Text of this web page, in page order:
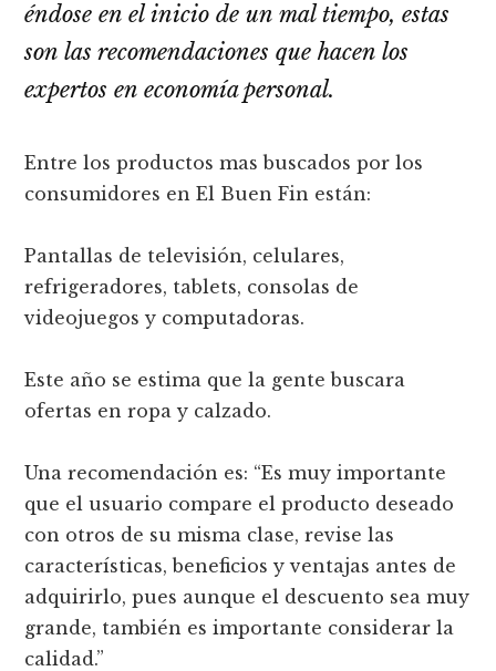
éndose en el inicio de un mal tiempo, estas
son las recomendaciones que hacen los
expertos en economía personal.
Entre los productos mas buscados por los
consumidores en El Buen Fin están:
Pantallas de televisión, celulares,
refrigeradores, tablets, consolas de
videojuegos y computadoras.
Este año se estima que la gente buscara
ofertas en ropa y calzado.
Una recomendación es: “Es muy importante
que el usuario compare el producto deseado
con otros de su misma clase, revise las
características, beneficios y ventajas antes de
adquirirlo, pues aunque el descuento sea muy
grande, también es importante considerar la
calidad.”